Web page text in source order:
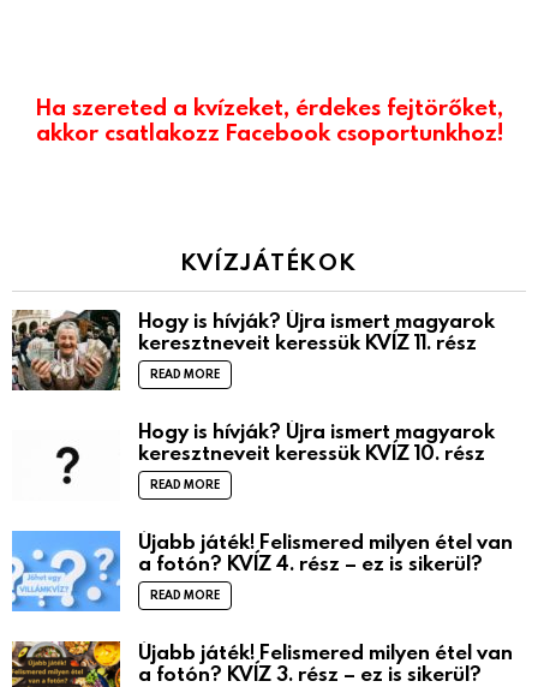
Ha szereted a kvízeket, érdekes fejtörőket,
akkor csatlakozz Facebook csoportunkhoz!
KVÍZJÁTÉKOK
Hogy is hívják? Újra ismert magyarok
keresztneveit keressük KVÍZ 11. rész
READ MORE
Hogy is hívják? Újra ismert magyarok
keresztneveit keressük KVÍZ 10. rész
READ MORE
Újabb játék! Felismered milyen étel van
a fotón? KVÍZ 4. rész – ez is sikerül?
READ MORE
Újabb játék! Felismered milyen étel van
a fotón? KVÍZ 3. rész – ez is sikerül?